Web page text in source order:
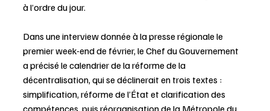
à l’ordre du jour.
Dans une interview donnée à la presse régionale le
premier week-end de février, le Chef du Gouvernement
a précisé le calendrier de la réforme de la
décentralisation, qui se déclinerait en trois textes :
simplification, réforme de l’État et clarification des